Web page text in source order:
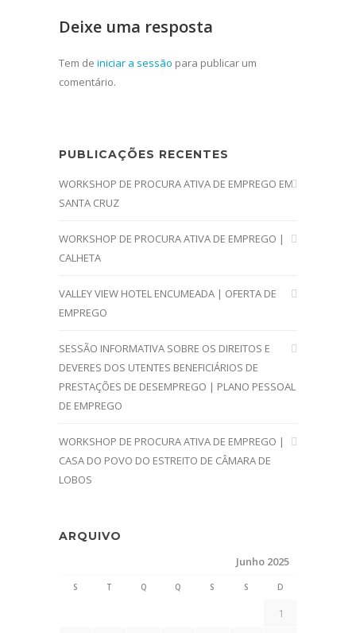
Deixe uma resposta
Tem de iniciar a sessão para publicar um
comentário.
PUBLICAÇÕES RECENTES
WORKSHOP DE PROCURA ATIVA DE EMPREGO EM
SANTA CRUZ
WORKSHOP DE PROCURA ATIVA DE EMPREGO |
CALHETA
VALLEY VIEW HOTEL ENCUMEADA | OFERTA DE
EMPREGO
SESSÃO INFORMATIVA SOBRE OS DIREITOS E
DEVERES DOS UTENTES BENEFICIÁRIOS DE
PRESTAÇÕES DE DESEMPREGO | PLANO PESSOAL
DE EMPREGO
WORKSHOP DE PROCURA ATIVA DE EMPREGO |
CASA DO POVO DO ESTREITO DE CÂMARA DE
LOBOS
ARQUIVO
Junho 2025
S T Q Q S S D
1